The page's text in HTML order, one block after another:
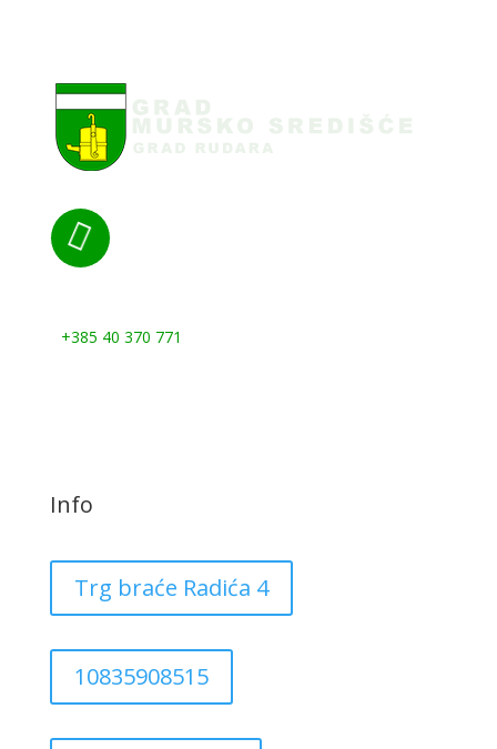

+385 40 370 771
Info
Trg braće Radića 4
10835908515